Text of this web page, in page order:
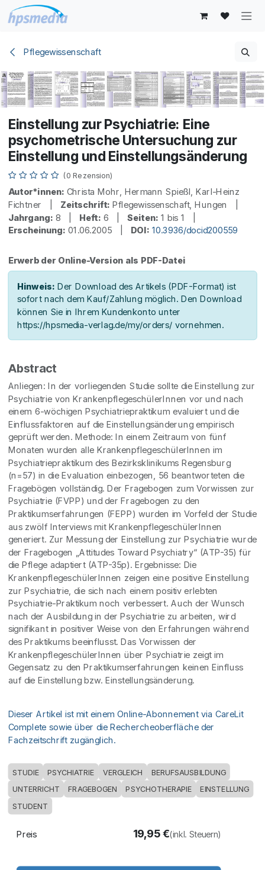
Zum Inhalt springen
Pflegewissenschaft
Einstellung zur Psychiatrie: Eine
psychometrische Untersuchung zur
Einstellung und Einstellungsänderung
(0 Rezension)
Autor*innen: Christa Mohr, Hermann Spießl, Karl-Heinz
Fichtner | Zeitschrift: Pflegewissenschaft, Hungen |
Jahrgang: 8 | Heft: 6 |Seiten: 1 bis 1 |
Erscheinung: 01.06.2005 | DOI: 10.3936/docid200559
Erwerb der Online-Version als PDF-Datei
Hinweis: Der Download des Artikels (PDF-Format) ist
sofort nach dem Kauf/Zahlung möglich. Den Download
können Sie in Ihrem Kundenkonto unter
https://hpsmedia-verlag.de/my/orders/ vornehmen.
Abstract
Anliegen: In der vorliegenden Studie sollte die Einstellung zur
Psychiatrie von KrankenpflegeschülerInnen vor und nach
einem 6-wöchigen Psychiatriepraktikum evaluiert und die
Einflussfaktoren auf die Einstellungsänderung empirisch
geprüft werden. Methode: In einem Zeitraum von fünf
Monaten wurden alle KrankenpflegeschülerInnen im
Psychiatriepraktikum des Bezirksklinikums Regensburg
(n=57) in die Evaluation einbezogen, 56 beantworteten die
Fragebögen vollständig. Der Fragebogen zum Vorwissen zur
Psychiatrie (FVPP) und der Fragebogen zu den
Praktikumserfahrungen (FEPP) wurden im Vorfeld der Studie
aus zwölf Interviews mit KrankenpflegeschülerInnen
generiert. Zur Messung der Einstellung zur Psychiatrie wurde
der Fragebogen „Attitudes Toward Psychiatry“ (ATP-35) für
die Pflege adaptiert (ATP-35p). Ergebnisse: Die
KrankenpflegeschülerInnen zeigen eine positive Einstellung
zur Psychiatrie, die sich nach einem positiv erlebten
Psychiatrie-Praktikum noch verbessert. Auch der Wunsch
nach der Ausbildung in der Psychiatrie zu arbeiten, wird
signifikant in positiver Weise von den Erfahrungen während
des Praktikums beeinflusst. Das Vorwissen der
KrankenpflegeschülerInnen über Psychiatrie zeigt im
Gegensatz zu den Praktikumserfahrungen keinen Einfluss
auf die Einstellung bzw. Einstellungsänderung.
Dieser Artikel ist mit einem Online-Abonnement via CareLit
Complete sowie über die Rechercheoberfläche der
Fachzeitschrift zugänglich.
STUDIE PSYCHIATRIE VERGLEICH BERUFSAUSBILDUNG
UNTERRICHT FRAGEBOGEN PSYCHOTHERAPIE EINSTELLUNG
STUDENT
Preis 19,95€(inkl. Steuern)